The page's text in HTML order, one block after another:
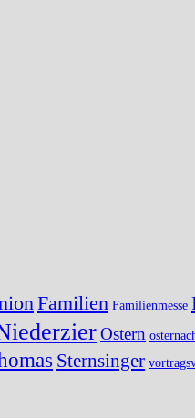
Familien Familienmesse
Ostern
Sternsinger